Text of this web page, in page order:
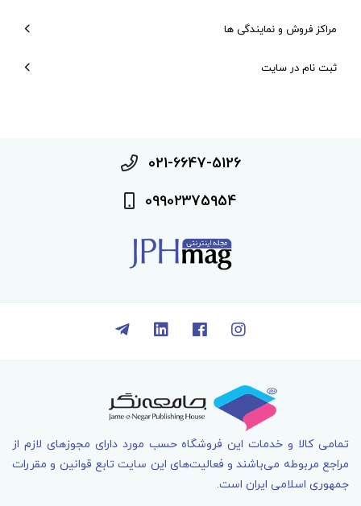
مراکز فروش و نمایندگی ها
ثبت نام در سایت
021-6647-5126
09902375954
تمامی کالا و خدمات اين فروشگاه حسب مورد دارای مجوزهای لازم از
مراجع مربوطه می‌باشند و فعاليت‌های اين سايت تابع قوانين و مقررات
جمهوری اسلامی ايران است.